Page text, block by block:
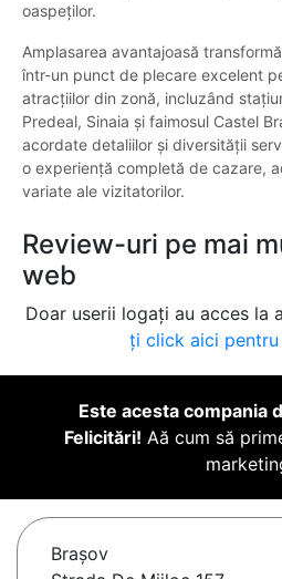
oaspeților.
Amplasarea avantajoasă
într-un punct de plecare excelent
atracțiilor din zonă, incluzând
Predeal, Sinaia și faimosul Castel
acordate detaliilor și diversității
o experiență completă de cazare,
variate ale vizitatorilor.
Review-uri pe mai
web
Doar userii logați au acces la
ți click aici pentru
Este acesta compania
Felicitări! Aă cum să
Braşov